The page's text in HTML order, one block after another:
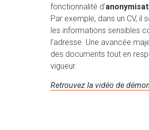
fonctionnalité d’
Par exemple, dans un CV, il
les informations sensibles
l’adresse. Une avancée
des documents tout en
vigueur.
Retrouvez la vidéo de